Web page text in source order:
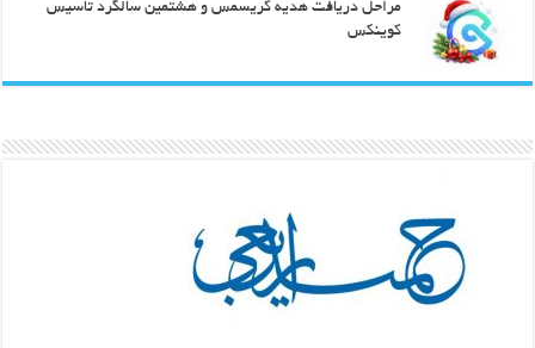
مراحل دریافت هدیه کریسمس و هشتمین سالگرد تاسیس
کوینکس